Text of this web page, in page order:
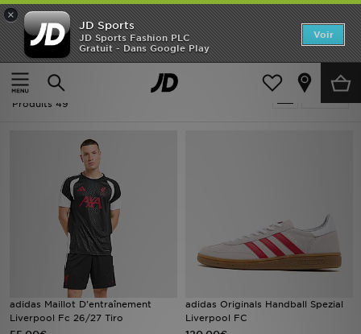
×
JD Sports
JD Sports Fashion PLC
Gratuit - Dans Google Play
Voir
Accueil
Liverpool
Liverpool
Produits 49
adidas Maillot D'entraînement
Liverpool Fc 26/27 Tiro
adidas Originals Handball Spezial
Liverpool FC
Accueil
Nouveautés
Homme
Collections
Sports